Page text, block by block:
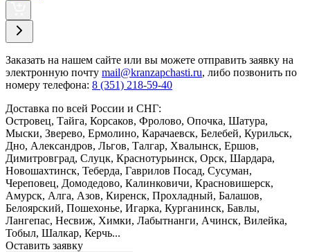
Заказать на нашем сайте или вы можете отправить заявку на
электронную почту mail@kranzapchasti.ru, либо позвонить по
номеру телефона: 8 (351) 218-59-40
Доставка по всей России и СНГ:
Островец, Тайга, Корсаков, Фролово, Опочка, Шатура,
Мыски, Зверево, Ермолино, Карачаевск, Белебей, Курильск,
Дно, Александров, Льгов, Талгар, Хвалынск, Ершов,
Димитровград, Слуцк, Краснотурьинск, Орск, Шардара,
Новошахтинск, Теберда, Гаврилов Посад, Сусуман,
Череповец, Домодедово, Калинковичи, Красновишерск,
Амурск, Алга, Азов, Киренск, Прохладный, Балашов,
Белоярский, Пошехонье, Игарка, Курганинск, Бавлы,
Лангепас, Несвиж, Химки, Лабытнанги, Ачинск, Вилейка,
Тобыл, Шалкар, Керчь...
Оставить заявку